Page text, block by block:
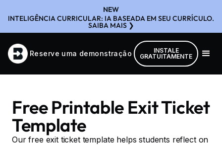
NEW
INTELIGÊNCIA CURRICULAR: IA BASEADA EM SEU CURRÍCULO.
SAIBA MAIS ❯
Reserve uma demonstração
INSTALE
GRATUITAMENTE
Free Printable Exit Ticket
Template
Our free exit ticket template helps students reflect on